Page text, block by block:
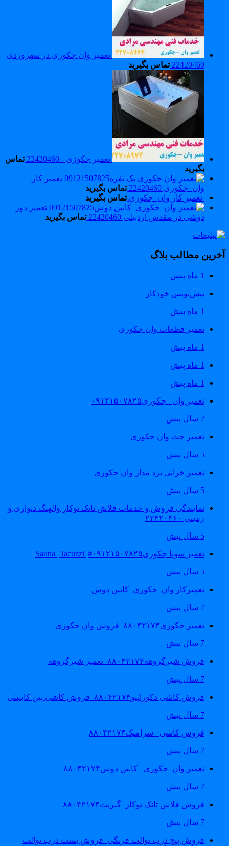
تعمیر وان جکوزی در سهروردی
22420460 تماس بگیرید
تعمیر جکوزی - 22420460
تماس
بگیرید
تعمیر کار
وان_جکوزی 22420460
تماس بگیرید
تعمیر کار وان_جکوزی تماس بگیرید
تعمیر دور
دوشی در مقدس اردبیلی 22420460
تماس بگیرید
مطالب بلاگ
1 ماه پیش
پیش‌نویس خودکار
تعمیر قطعات وان جکوزی
1 ماه پیش
1 ماه پیش
تعمیر وان _جکوزی۰۹۱۲۱۵۰۷۸۲۵
تعمیر جت وان جکوزی
تعمیر خرابی برد مدار وان جکوزی
نمایندگی فروش و خدمات فلاش تانک توکار والهنگ دیواری و
زمینی ۲۲۴۲۰۴۶۰
تعمیر سونا جکوزی۰۹۱۲۱۵۰۷۸۲۵#| Sauna | Jacuzzi
تعمیرکار وان_جکوزی_کابین دوش
تعمیر جکوزی۸۸۰۴۲۱۷۴_فروش وان جکوزی
فروش شیرگروهه۸۸۰۴۲۱۷۴_تعمیر شیرگروهه
فروش کاشی دکوراتیو۸۸۰۴۲۱۷۴_فروش کاشی بین کابینتی
فروش کاشی _سرامیک۸۸۰۴۲۱۷۴
تعمیر وان_جکوزی_ کابین دوش۸۸۰۴۲۱۷۴
فروش فلاش تانک توکار_گبریت۸۸۰۴۲۱۷۴
فروش پیچ درب توالت فرنگی_فروش بست درب توالت